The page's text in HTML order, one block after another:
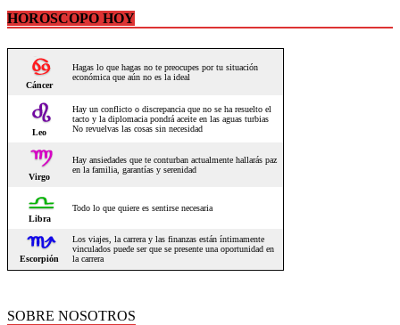
HOROSCOPO HOY
SOBRE NOSOTROS